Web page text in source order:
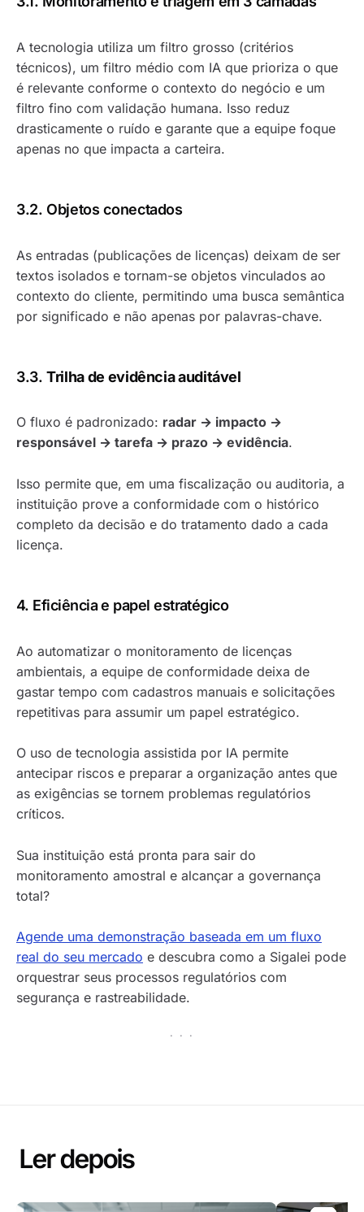
A tecnologia utiliza um filtro grosso (critérios
técnicos), um filtro médio com IA que prioriza o que
é relevante conforme o contexto do negócio e um
filtro fino com validação humana. Isso reduz
drasticamente o ruído e garante que a equipe foque
apenas no que impacta a carteira.
3.2. Objetos conectados
As entradas (publicações de licenças) deixam de ser
textos isolados e tornam-se objetos vinculados ao
contexto do cliente, permitindo uma busca semântica
por significado e não apenas por palavras-chave.
3.3.Trilha de evidência auditável
O fluxo é padronizado: radar → impacto →
responsável → tarefa → prazo → evidência.
Isso permite que, em uma fiscalização ou auditoria, a
instituição prove a conformidade com o histórico
completo da decisão e do tratamento dado a cada
licença.
4. Eficiência e papel estratégico
Ao automatizar o monitoramento de licenças
ambientais, a equipe de conformidade deixa de
gastar tempo com cadastros manuais e solicitações
repetitivas para assumir um papel estratégico.
O uso de tecnologia assistida por IA permite
antecipar riscos e preparar a organização antes que
as exigências se tornem problemas regulatórios
críticos.
Sua instituição está pronta para sair do
monitoramento amostral e alcançar a governança
total?
Agende uma demonstração baseada em um fluxo
real do seu mercado e descubra como a Sigalei pode
orquestrar seus processos regulatórios com
segurança e rastreabilidade.
· · ·
Ler depois